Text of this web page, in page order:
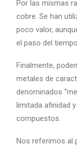
Por las mismas
cobre. Se han
poco valor,
el paso del
Finalmente,
metales de
denominados
limitada afinidad
compuestos.
Nos referimos al